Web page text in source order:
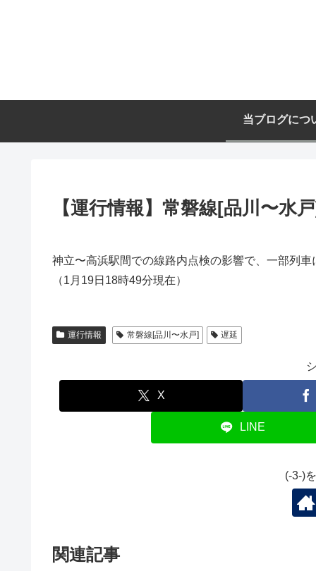
当ブログにつ
【運行情報】常磐線[品川〜水
神立〜高浜駅間での線路内点検の影響で、一部列車
（1月19日18時49分現在）
運行情報 常磐線[品川〜水戸] 遅延
X
LINE
(-3-)
関連記事